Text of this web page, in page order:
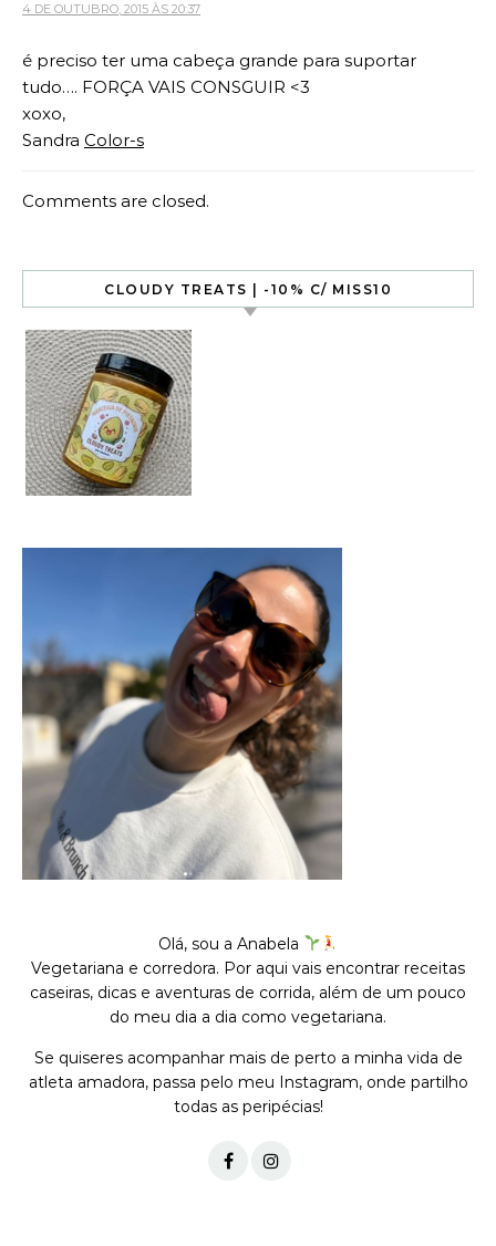
4 DE OUTUBRO, 2015 ÀS 20:37
é preciso ter uma cabeça grande para suportar
tudo…. FORÇA VAIS CONSGUIR <3
xoxo,
Sandra Color-s
Comments are closed.
CLOUDY TREATS | -10% C/ MISS10
Olá, sou a Anabela
Vegetariana e corredora. Por aqui vais encontrar receitas
caseiras, dicas e aventuras de corrida, além de um pouco
do meu dia a dia como vegetariana.
Se quiseres acompanhar mais de perto a minha vida de
atleta amadora, passa pelo meu Instagram, onde partilho
todas as peripécias!